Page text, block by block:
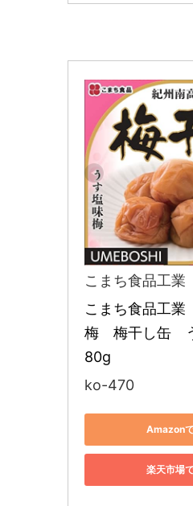
こまち食品工業
こまち食品工業
梅　梅干し缶
80g
ko-470
Amazon
楽天市場